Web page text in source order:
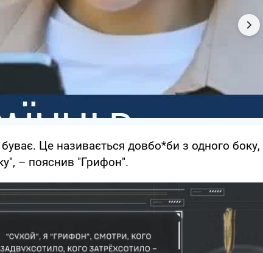
буває. Це називається довбо*би з одного боку,
– пояснив "Грифон".